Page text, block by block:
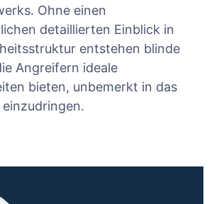
Ohne einen
detaillierten Einblick in
entstehen blinde
Angreifern ideale
bieten, unbemerkt in das